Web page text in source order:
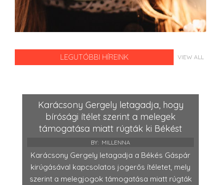
LEGUTÓBBI HÍREINK VIEW ALL
Karácsony Gergely letagadja, hogy
bírósági ítélet szerint a melegek
támogatása miatt rúgták ki Békést
BY: MILLENNA
Karácsony Gergely letagadja a Békés Gáspár
kirúgásával kapcsolatos jogerős ítéletet, mely
szerint a melegjogok támogatása miatt rúgták